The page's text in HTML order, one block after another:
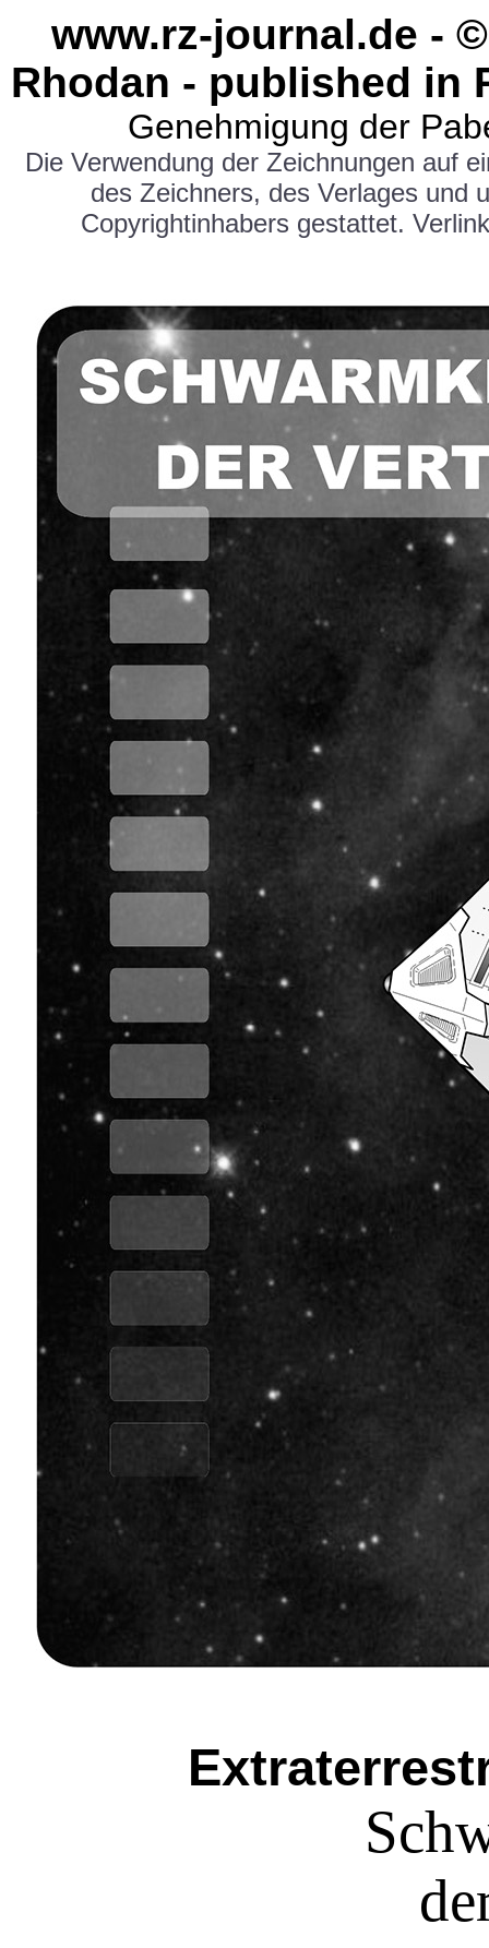
www.rz-journal.de -
Rhodan - published in
Genehmigung der
Die Verwendung der Zeichnungen auf
des Zeichners, des Verlages und
Copyrightinhabers gestattet.